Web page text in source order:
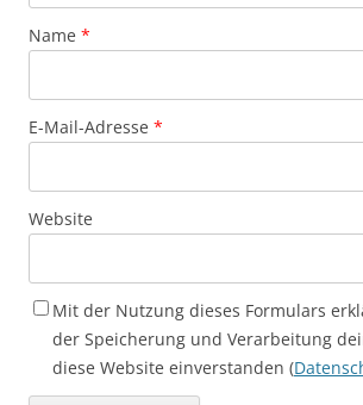
Name *
E-Mail-Adresse *
Website
Mit der Nutzung dieses Formulars
der Speicherung und Verarbeitung
diese Website einverstanden (